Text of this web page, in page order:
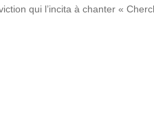
qui l’incita à chanter «